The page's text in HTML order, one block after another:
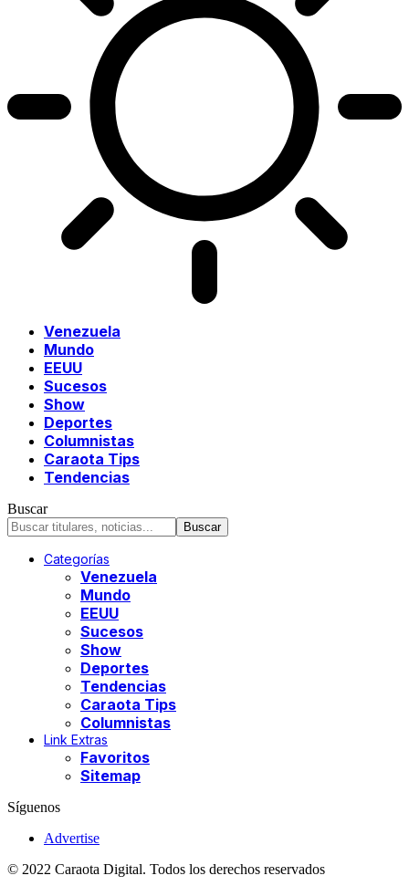
Venezuela
Mundo
EEUU
Sucesos
Show
Deportes
Columnistas
Caraota Tips
Tendencias
Buscar
Categorías
Venezuela
Mundo
EEUU
Sucesos
Show
Deportes
Tendencias
Caraota Tips
Columnistas
Link Extras
Favoritos
Sitemap
Síguenos
Advertise
© 2022 Caraota Digital. Todos los derechos reservados